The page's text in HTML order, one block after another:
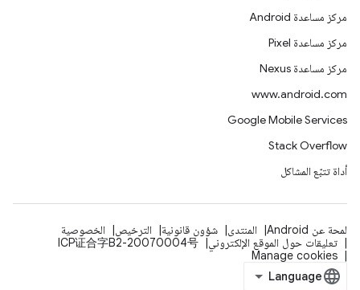
مركز مساعدة Android
مركز مساعدة Pixel
مركز مساعدة Nexus
www.android.com
Google Mobile Services
Stack Overflow
أداة تتبّع المشاكل
لمحة عن Android المنتدى شؤون قانونية الترخيص
الخصوصية
تعليقات حول الموقع الإلكتروني
ICP证合字B2-20070004号
Manage cookies